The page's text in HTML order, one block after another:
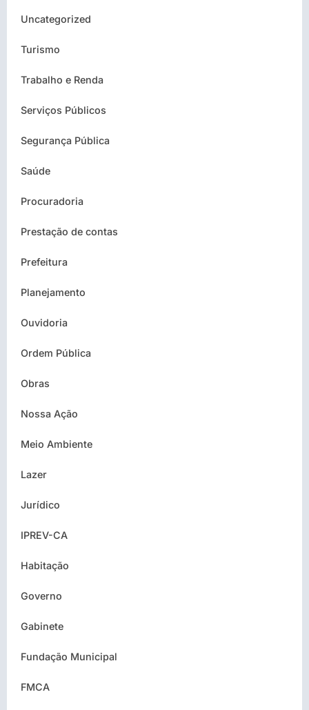
Uncategorized
Turismo
Trabalho e Renda
Serviços Públicos
Segurança Pública
Saúde
Procuradoria
Prestação de contas
Prefeitura
Planejamento
Ouvidoria
Ordem Pública
Obras
Nossa Ação
Meio Ambiente
Lazer
Jurídico
IPREV-CA
Habitação
Governo
Gabinete
Fundação Municipal
FMCA